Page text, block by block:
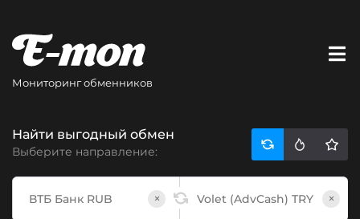
Мониторинг обменников
Найти выгодный обмен
Выберите направление:
× ×